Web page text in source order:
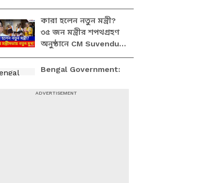
মন্ত্রীরা! Bengal BJP
New Ministers
কারা হলেন নতুন মন্ত্রী?
৩৫ জন মন্ত্রীর শপথগ্রহণ
অনুষ্ঠানে CM Suvendu
Adhikari | Bengal New
Ministers
Bengal Government:
টিমে কারা?, বুধবার থেকে